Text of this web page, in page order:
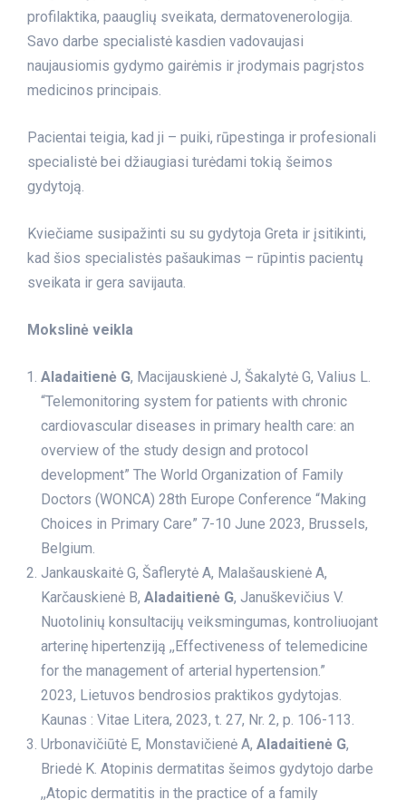
profilaktika, paauglių sveikata, dermatovenerologija.
Savo darbe specialistė kasdien vadovaujasi
naujausiomis gydymo gairėmis ir įrodymais pagrįstos
medicinos principais.
Pacientai teigia, kad ji – puiki, rūpestinga ir profesionali
specialistė bei džiaugiasi turėdami tokią šeimos
gydytoją.
Kviečiame susipažinti su su gydytoja Greta ir įsitikinti,
kad šios specialistės pašaukimas – rūpintis pacientų
sveikata ir gera savijauta.
Mokslinė veikla
Aladaitienė G, Macijauskienė J, Šakalytė G, Valius L.
“Telemonitoring system for patients with chronic
cardiovascular diseases in primary health care: an
overview of the study design and protocol
development” The World Organization of Family
Doctors (WONCA) 28th Europe Conference “Making
Choices in Primary Care” 7-10 June 2023, Brussels,
Belgium.
Jankauskaitė G, Šaflerytė A, Malašauskienė A,
Karčauskienė B, Aladaitienė G, Januškevičius V.
Nuotolinių konsultacijų veiksmingumas, kontroliuojant
arterinę hipertenziją ,,Effectiveness of telemedicine
for the management of arterial hypertension.”
2023, Lietuvos bendrosios praktikos gydytojas.
Kaunas : Vitae Litera, 2023, t. 27, Nr. 2, p. 106-113.
Urbonavičiūtė E, Monstavičienė A, Aladaitienė G,
Briedė K. Atopinis dermatitas šeimos gydytojo darbe
,,Atopic dermatitis in the practice of a family